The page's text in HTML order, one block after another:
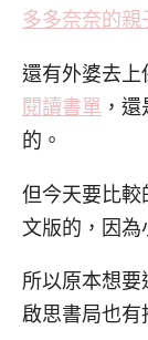
多多奈奈的
還有外婆去上
閱讀書單 ，
的。
但今天要比較
文版的，因為
所以原本想
啟思書局也有